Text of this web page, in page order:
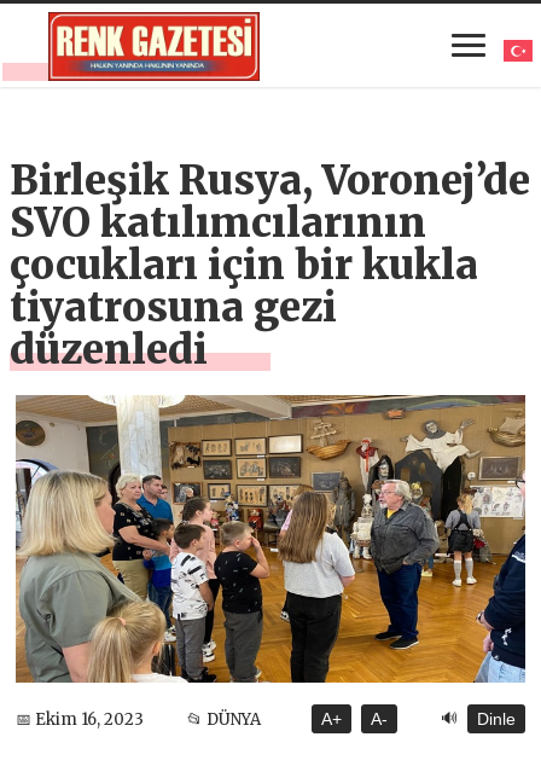
Birleşik Rusya, Voronej’de
SVO katılımcılarının
çocukları için bir kukla
tiyatrosuna gezi
düzenledi
📅 Ekim 16, 2023 📂 DÜNYA A+ A- 🔊 Dinle